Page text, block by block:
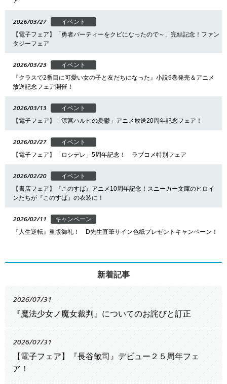
2026/03/27
イベント
【電子フェア】「勇者パーティーをクビになったので～」完結記念！ファン
タジーフェア
2026/03/23
イベント
『クラスで2番目に可愛い女の子と友だちになった』小説9巻発売＆アニメ
放送記念フェア開催！
2026/03/13
イベント
【電子フェア】「涼宮ハルヒの憂鬱」アニメ放送20周年記念フェア！
2026/02/27
イベント
【電子フェア】「ロシデレ」5周年記念！ ラブコメ特別フェア
2026/02/20
イベント
【書店フェア】『このすば』アニメ10周年記念！スニーカー文庫のヒロイ
ンたちが『このすば』の衣装に！
2026/02/11
キャンペーン
『人生逆転』重版御礼！ D先生直筆サイン色紙プレゼントキャンペーン！
新着記事
2026/07/31
『魔法少女ノ魔女裁判』についてのお詫びと訂正
2026/07/31
【電子フェア】『長谷敏司』デビュー２５周年フェ
ア！